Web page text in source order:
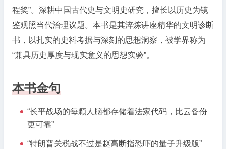
程奖”。深耕中国古代史与文明史研究，擅长以历史为镜
鉴观照当代治理议题。本书是其淬炼讲座精华的文明诊断
书，以扎实的史料考据与深刻的思想洞察，被学界称为
“兼具历史厚度与现实意义的思想实验”。
本书金句
“长平战场的每颗人脑都存储着法家代码，比云备份
更可靠”
“特朗普关税战不过是赵高断指恐吓的量子升级版”